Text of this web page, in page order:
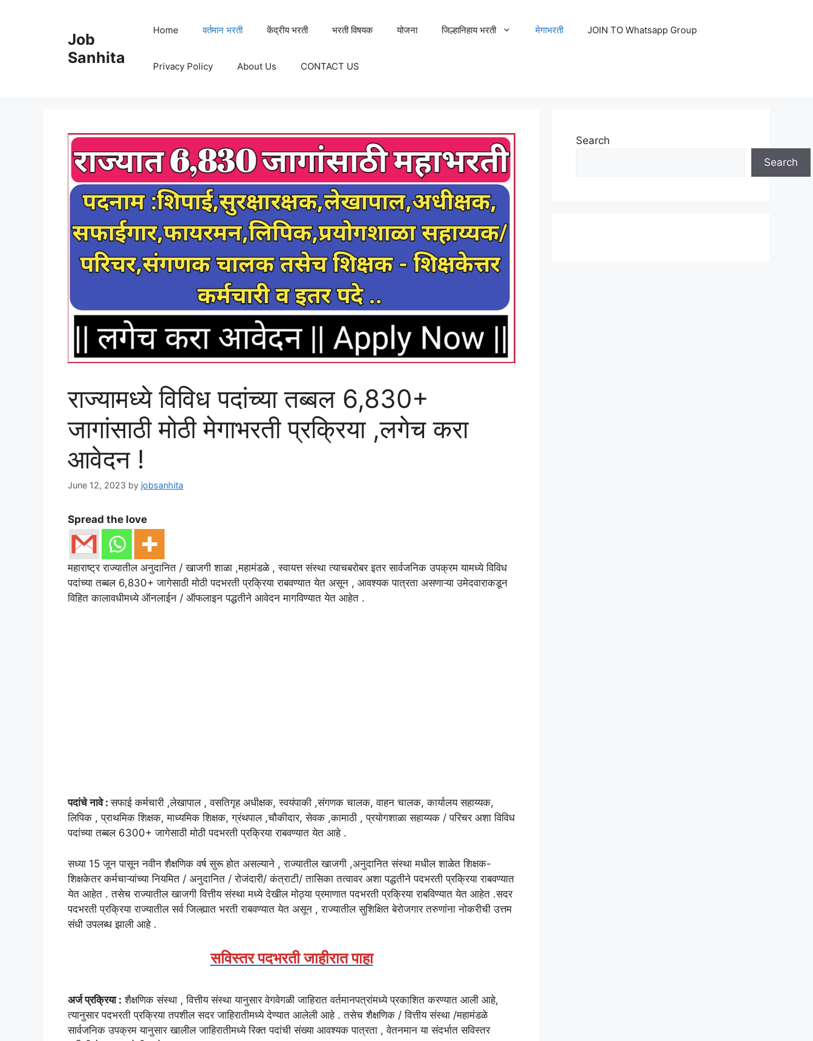
Job
Sanhita
Home वर्तमान भरती केंद्रीय भरती भरती विषयक योजना जिल्हानिहाय भरती मेगाभरती JOIN TO Whatsapp Group
Privacy Policy About Us CONTACT US
राज्यामध्ये विविध पदांच्या तब्बल 6,830+
जागांसाठी मोठी मेगाभरती प्रक्रिया ,लगेच करा
आवेदन !
June 12, 2023 by jobsanhita
Spread the love
महाराष्ट्र राज्यातील अनुदानित / खाजगी शाळा ,महामंडळे , स्वायत्त संस्था त्याचबरोबर इतर सार्वजनिक उपक्रम यामध्ये विविध
पदांच्या तब्बल 6,830+ जागेसाठी मोठी पदभरती प्रक्रिया राबवण्यात येत असून , आवश्यक पात्रता असणाऱ्या उमेदवाराकडून
विहित कालावधीमध्ये ऑनलाईन / ऑफलाइन पद्धतीने आवेदन मागविण्यात येत आहेत .
पदांचे नावे :सफाई कर्मचारी ,लेखापाल , वसतिगृह अधीक्षक, स्वयंपाकी ,संगणक चालक, वाहन चालक, कार्यालय सहाय्यक,
लिपिक , प्राथमिक शिक्षक, माध्यमिक शिक्षक, ग्रंथपाल ,चौकीदार, सेवक ,कामाठी , प्रयोगशाळा सहाय्यक / परिचर अशा विविध
पदांच्या तब्बल 6300+ जागेसाठी मोठी पदभरती प्रक्रिया राबवण्यात येत आहे .
सध्या 15 जून पासून नवीन शैक्षणिक वर्ष सुरू होत असल्याने , राज्यातील खाजगी ,अनुदानित संस्था मधील शाळेत शिक्षक-
शिक्षकेतर कर्मचाऱ्यांच्या नियमित / अनुदानित / रोजंदारी/ कंत्राटी/ तासिका तत्वावर अशा पद्धतीने पदभरती प्रक्रिया राबवण्यात
येत आहेत . तसेच राज्यातील खाजगी वित्तीय संस्था मध्ये देखील मोठ्या प्रमाणात पदभरती प्रक्रिया राबविण्यात येत आहेत .सदर
पदभरती प्रक्रिया राज्यातील सर्व जिल्ह्यात भरती राबवण्यात येत असून , राज्यातील सुशिक्षित बेरोजगार तरुणांना नोकरीची उत्तम
संधी उपलब्ध झाली आहे .
सविस्तर पदभरती जाहीरात पाहा
अर्ज प्रक्रिया : शैक्षणिक संस्था , वित्तीय संस्था यानुसार वेगवेगळी जाहिरात वर्तमानपत्रांमध्ये प्रकाशित करण्यात आली आहे,
त्यानुसार पदभरती प्रक्रिया तपशील सदर जाहिरातीमध्ये देण्यात आलेली आहे . तसेच शैक्षणिक / वित्तीय संस्था /महामंडळे
सार्वजनिक उपक्रम यानुसार खालील जाहिरातीमध्ये रिक्त पदांची संख्या आवश्यक पात्रता , वेतनमान या संदर्भात सविस्तर
Search
Search